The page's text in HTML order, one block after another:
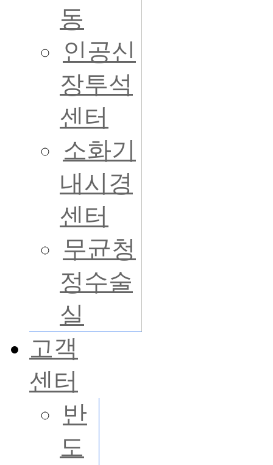
동
인공신
장투석
센터
소화기
내시경
센터
무균청
정수술
실
고객
센터
반
도